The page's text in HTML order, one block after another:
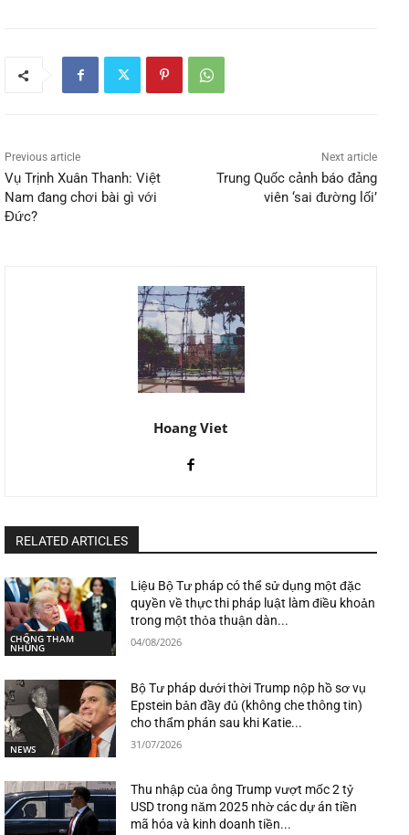
Previous article
Vụ Trịnh Xuân Thanh: Việt
Nam đang chơi bài gì với
Đức?
Next article
Trung Quốc cảnh báo đảng
viên ‘sai đường lối’
Hoang Viet
RELATED ARTICLES
CHỐNG THAM
NHŨNG
Liệu Bộ Tư pháp có thể sử dụng một đặc
quyền về thực thi pháp luật làm điều khoản
trong một thỏa thuận dàn...
04/08/2026
NEWS
Bộ Tư pháp dưới thời Trump nộp hồ sơ vụ
Epstein bản đầy đủ (không che thông tin)
cho thẩm phán sau khi Katie...
31/07/2026
Thu nhập của ông Trump vượt mốc 2 tỷ
USD trong năm 2025 nhờ các dự án tiền
mã hóa và kinh doanh tiền...